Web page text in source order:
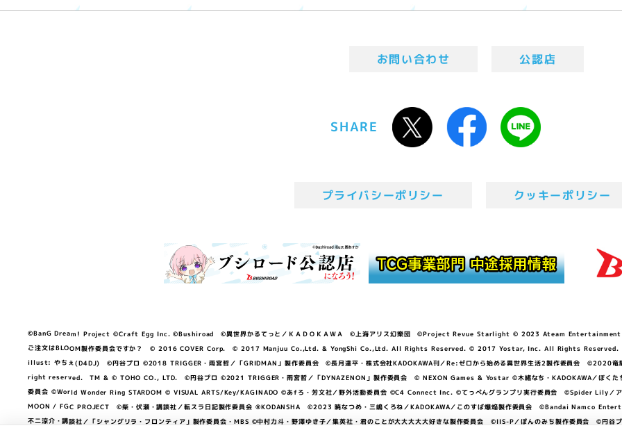
お問い合わせ 公認店
SHARE
プライバシーポリシー クッキーポリシー
©BanG Dream! Project ©Craft Egg Inc. ©Bushiroad ©異世界かるてっと／ＫＡＤＯＫＡＷＡ ©上海アリス幻樂団 ©Project Revue Starlight © 2023 Ateam
ご注文はBLOOM製作委員会ですか？ © 2016 COVER Corp. © 2017 Manjuu Co.,Ltd. & YongShi Co.,Ltd. All Rights Reserved. © 2017 Yostar, Inc. All Rights
illust: やちぇ(D4DJ) ©円谷プロ ©2018 TRIGGER・雨宮哲／「GRIDMAN」製作委員会 ©長月達平・株式会社KADOKAWA刊／Re:ゼロから始める異世界生活2製作委員会 ©2020竜
right reserved. TM & © TOHO CO., LTD. ©円谷プロ ©2021 TRIGGER・雨宮哲／「DYNAZENON」製作委員会 © NEXON Games & Yostar ©木緒なち・KADOKAWA／ぼくたち
委員会 ©World Wonder Ring STARDOM © VISUAL ARTS/Key/KAGINADO ©あfろ・芳文社／野外活動委員会 ©C4 Connect Inc. ©てっぺんグランプリ実行委員会 ©Spider Lily／
MOON / FGC PROJECT ©柴・伏瀬・講談社／転スラ日記製作委員会 ®KODANSHA ©2023 暁なつめ・三嶋くろね／KADOKAWA／このすば爆焔製作委員会 ©Bandai
不二涼介・講談社／「シャングリラ・フロンティア」製作委員会・MBS ©中村力斗・野澤ゆき子／集英社・君のことが大大大大大好きな製作委員会 ©IIS-P／ぽんのみち製作委員会 ©円